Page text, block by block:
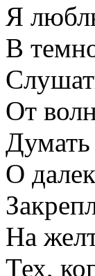
Я
В
От
Думать
О
На
Тех,